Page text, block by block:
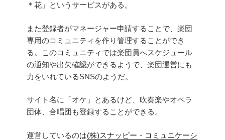
＊花」というサービスがある。
また登録者がマネージャー申請することで、楽団
専用のコミュニティを作り管理することができ
る。このコミュニティでは楽団員へスケジュール
の通知や出欠確認ができるようで、楽団運営にも
力をいれているSNSのようだ。
サイト名に「オケ」とあるけど、吹奏楽やオペラ
団体、合唱団も登録することができる。
運営しているのは(株)スナッピー・コミュニケーシ